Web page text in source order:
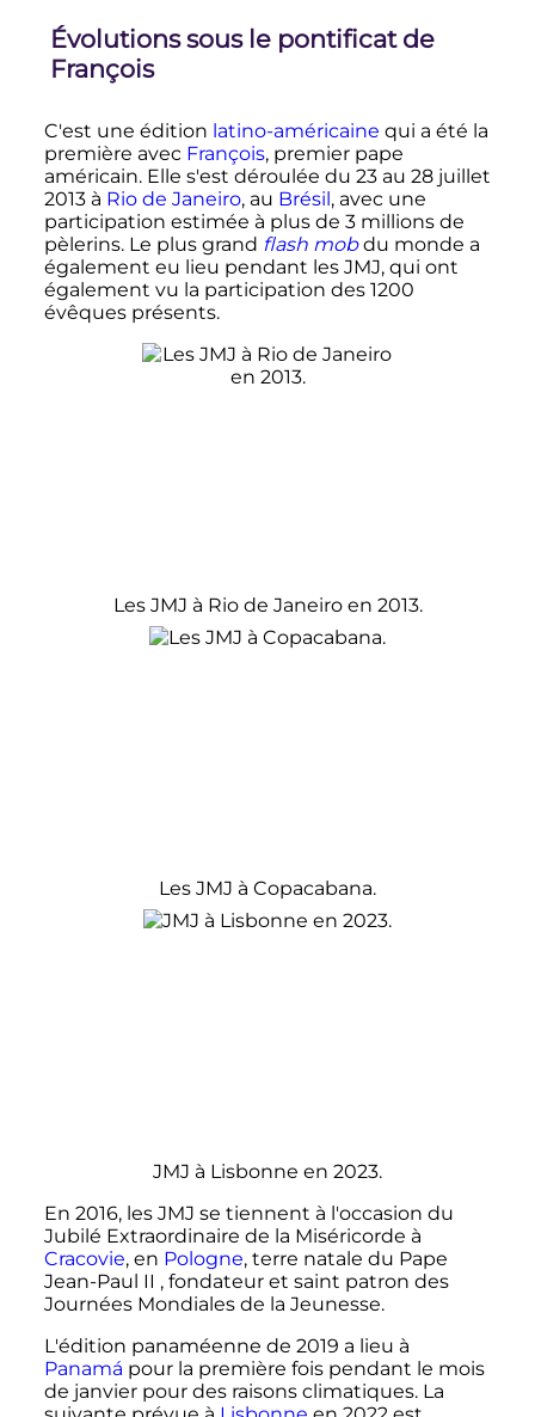
Évolutions sous le pontificat de
François
C'est une édition latino-américaine qui a été la
première avec François, premier pape
américain. Elle s'est déroulée du 23 au 28 juillet
2013 à Rio de Janeiro, au Brésil , avec une
participation estimée à plus de 3 millions de
pèlerins. Le plus grand flash mobdu monde a
également eu lieu pendant les JMJ, qui ont
également vu la participation des 1200
évêques présents.
Les JMJ à Rio de Janeiro en 2013.
Les JMJ à Copacabana.
JMJ à Lisbonne en 2023.
En 2016, les JMJ se tiennent à l'occasion du
Jubilé Extraordinaire de la Miséricorde à
Cracovie, en Pologne, terre natale du Pape
Jean-Paul II , fondateur et saint patron des
Journées Mondiales de la Jeunesse.
L'édition panaméenne de 2019 a lieu à
Panamá pour la première fois pendant le mois
de janvier pour des raisons climatiques. La